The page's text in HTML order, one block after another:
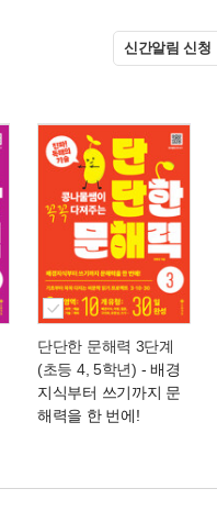
신간알림 신청
단단한 문해력 3단계
(초등 4, 5학년) - 배경
지식부터 쓰기까지 문
해력을 한 번에!